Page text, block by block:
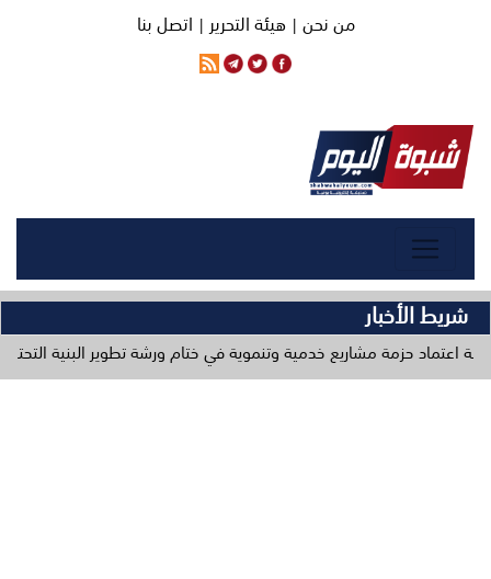
من نحن |هيئة التحرير | اتصل بنا
شريط الأخبار
خدمية وتنموية في ختام ورشة تطوير البنية التحتية